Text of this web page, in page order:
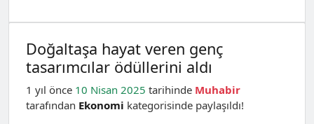
Doğaltaşa hayat veren genç
tasarımcılar ödüllerini aldı
1 yıl önce 10 Nisan 2025 tarihinde Muhabir
tarafından Ekonomi kategorisinde paylaşıldı!